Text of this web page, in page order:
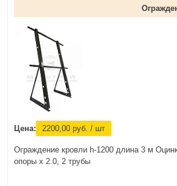
Цена: 2200,00 руб. / шт
Ограждение кровли h-1200 длина 3 м
опоры х 2.0, 2 трубы